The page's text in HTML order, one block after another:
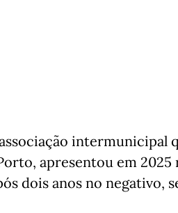
intermunicipal
apresentou em
dois anos no negativo,